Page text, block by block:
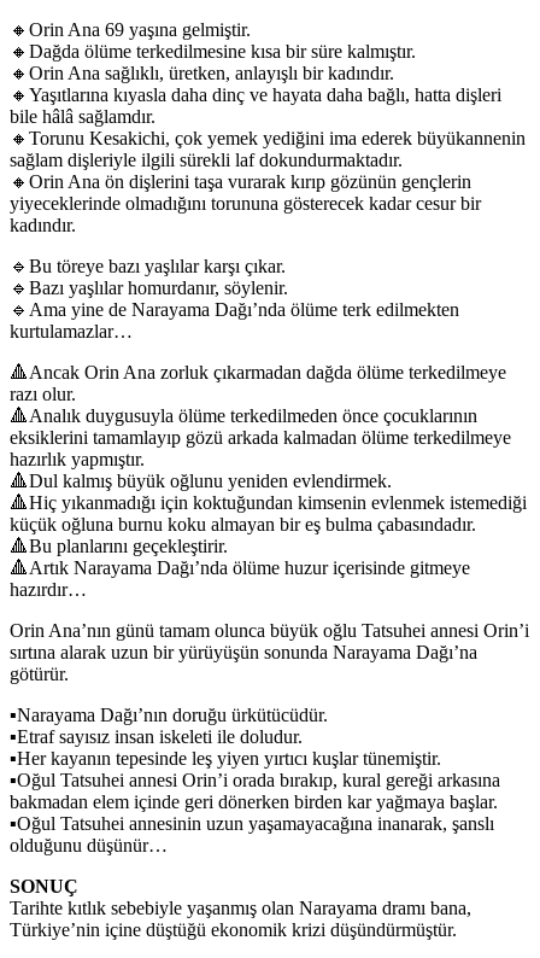
🔸Orin Ana 69 yaşına gelmiştir.
🔸Dağda ölüme terkedilmesine kısa bir süre kalmıştır.
🔸Orin Ana sağlıklı, üretken, anlayışlı bir kadındır.
🔸Yaşıtlarına kıyasla daha dinç ve hayata daha bağlı, hatta dişleri
bile hâlâ sağlamdır.
🔸Torunu Kesakichi, çok yemek yediğini ima ederek büyükannenin
sağlam dişleriyle ilgili sürekli laf dokundurmaktadır.
🔸Orin Ana ön dişlerini taşa vurarak kırıp gözünün gençlerin
yiyeceklerinde olmadığını torununa gösterecek kadar cesur bir
kadındır.
🔹Bu töreye bazı yaşlılar karşı çıkar.
🔹Bazı yaşlılar homurdanır, söylenir.
🔹Ama yine de Narayama Dağı’nda ölüme terk edilmekten
kurtulamazlar…
🔺Ancak Orin Ana zorluk çıkarmadan dağda ölüme terkedilmeye
razı olur.
🔺Analık duygusuyla ölüme terkedilmeden önce çocuklarının
eksiklerini tamamlayıp gözü arkada kalmadan ölüme terkedilmeye
hazırlık yapmıştır.
🔺Dul kalmış büyük oğlunu yeniden evlendirmek.
🔺Hiç yıkanmadığı için koktuğundan kimsenin evlenmek istemediği
küçük oğluna burnu koku almayan bir eş bulma çabasındadır.
🔺Bu planlarını geçekleştirir.
🔺Artık Narayama Dağı’nda ölüme huzur içerisinde gitmeye
hazırdır…
Orin Ana’nın günü tamam olunca büyük oğlu Tatsuhei annesi Orin’i
sırtına alarak uzun bir yürüyüşün sonunda Narayama Dağı’na
götürür.
▪Narayama Dağı’nın doruğu ürkütücüdür.
▪Etraf sayısız insan iskeleti ile doludur.
▪Her kayanın tepesinde leş yiyen yırtıcı kuşlar tünemiştir.
▪Oğul Tatsuhei annesi Orin’i orada bırakıp, kural gereği arkasına
bakmadan elem içinde geri dönerken birden kar yağmaya başlar.
▪Oğul Tatsuhei annesinin uzun yaşamayacağına inanarak, şanslı
olduğunu düşünür…
SONUÇ
Tarihte kıtlık sebebiyle yaşanmış olan Narayama dramı bana,
Türkiye’nin içine düştüğü ekonomik krizi düşündürmüştür.